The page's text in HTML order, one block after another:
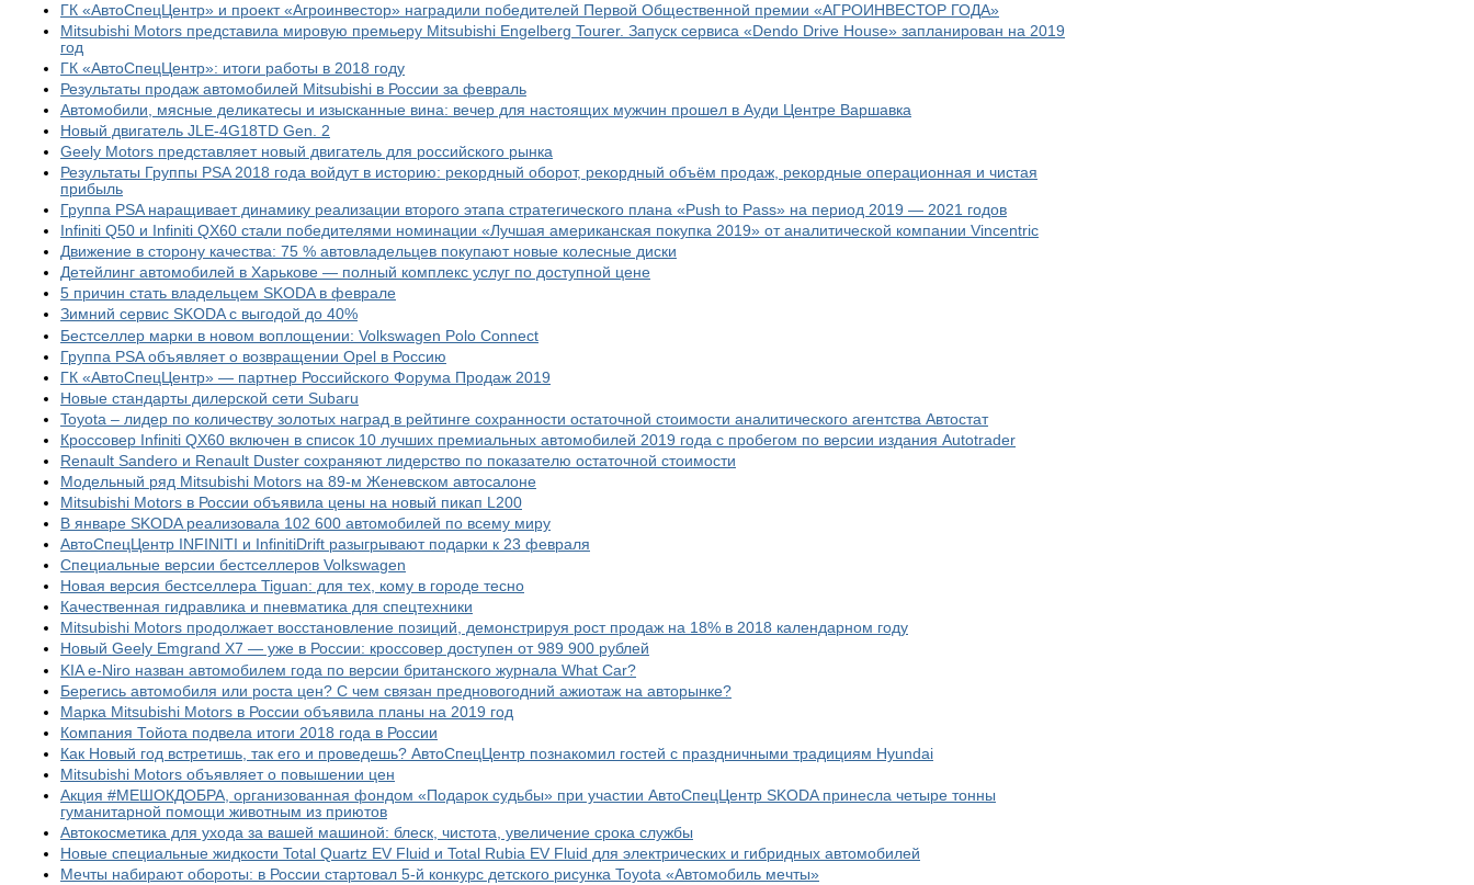
ГК «АвтоСпецЦентр» и проект «Агроинвестор» наградили победителей Первой Общественной премии «АГРОИНВЕСТОР ГОДА»
Mitsubishi Motors представила мировую премьеру Mitsubishi Engelberg Tourer. Запуск сервиса «Dendo Drive House» запланирован на 2019
год
ГК «АвтоСпецЦентр»: итоги работы в 2018 году
Результаты продаж автомобилей Mitsubishi в России за февраль
Автомобили, мясные деликатесы и изысканные вина: вечер для настоящих мужчин прошел в Ауди Центре Варшавка
Новый двигатель JLE-4G18TD Gen. 2
Geely Motors представляет новый двигатель для российского рынка
Результаты Группы PSA 2018 года войдут в историю: рекордный оборот, рекордный объём продаж, рекордные операционная и чистая
прибыль
Группа PSA наращивает динамику реализации второго этапа стратегического плана «Push to Pass» на период 2019 — 2021 годов
Infiniti Q50 и Infiniti QX60 стали победителями номинации «Лучшая американская покупка 2019» от аналитической компании Vincentric
Движение в сторону качества: 75 % автовладельцев покупают новые колесные диски
Детейлинг автомобилей в Харькове — полный комплекс услуг по доступной цене
5 причин стать владельцем SKODA в феврале
Зимний сервис SKODA с выгодой до 40%
Бестселлер марки в новом воплощении: Volkswagen Polo Connect
Группа PSA объявляет о возвращении Opel в Россию
ГК «АвтоСпецЦентр» — партнер Российского Форума Продаж 2019
Новые стандарты дилерской сети Subaru
Toyota – лидер по количеству золотых наград в рейтинге сохранности остаточной стоимости аналитического агентства Автостат
Кроссовер Infiniti QX60 включен в список 10 лучших премиальных автомобилей 2019 года с пробегом по версии издания Autotrader
Renault Sandero и Renault Duster сохраняют лидерство по показателю остаточной стоимости
Mодельный ряд Mitsubishi Motors на 89-м Женевском автосалоне
Mitsubishi Motors в России объявила цены на новый пикап L200
В январе SKODA реализовала 102 600 автомобилей по всему миру
АвтоСпецЦентр INFINITI и InfinitiDrift разыгрывают подарки к 23 февраля
Специальные версии бестселлеров Volkswagen
Новая версия бестселлера Tiguan: для тех, кому в городе тесно
Качественная гидравлика и пневматика для спецтехники
Mitsubishi Motors продолжает восстановление позиций, демонстрируя рост продаж на 18% в 2018 календарном году
Новый Geely Emgrand X7 — уже в России: кроссовер доступен от 989 900 рублей
KIA e-Niro назван автомобилем года по версии британского журнала What Car?
Берегись автомобиля или роста цен? С чем связан предновогодний ажиотаж на авторынке?
Марка Mitsubishi Motors в России объявила планы на 2019 год
Компания Тойота подвела итоги 2018 года в России
Как Новый год встретишь, так его и проведешь? АвтоСпецЦентр познакомил гостей с праздничными традициям Hyundai
Mitsubishi Motors объявляет о повышении цен
Акция #МЕШОКДОБРА, организованная фондом «Подарок судьбы» при участии АвтоСпецЦентр SKODA принесла четыре тонны
гуманитарной помощи животным из приютов
Автокосметика для ухода за вашей машиной: блеск, чистота, увеличение срока службы
Новые специальные жидкости Total Quartz EV Fluid и Total Rubia EV Fluid для электрических и гибридных автомобилей
Мечты набирают обороты: в России стартовал 5-й конкурс детского рисунка Toyota «Автомобиль мечты»